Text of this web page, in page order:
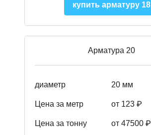
купить арматуру 18
Арматура 20
диаметр 20 мм
Цена за метр от 123 ₽
Цена за тонну от 47500 ₽